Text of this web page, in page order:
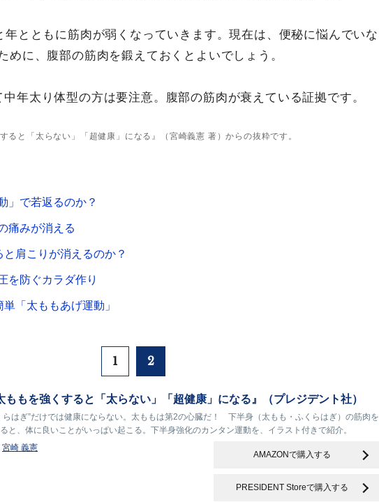
年とともに筋肉が弱くなっていきます。現在は、便秘に悩んでいな
めに、腹部の筋肉を鍛えておくとよいでしょう。
年太り体型の方は要注意。腹部の筋肉が衰えている証拠です。
ると「太らない」「超健康」になる』（宮崎義憲 著）からの抜粋です。
」で若返るのか？
痛みが消える
と肩こりが消えるのか？
を防ぐカラダ作り
「太ももあげ運動」
1 2
ももを強くすると「太らない」「超健康」になる』（プレジデント社）
らはぎ”だけでは健康にならない。太ももは第2の心臓だ！ 下半身（太もも・ふくらはぎ）の筋肉を
と、体に良いことがいっぱい起こる。下半身強化のカンタン運動を、イラスト付きで紹介。
宮崎 義憲
AMAZONで購入する
PRESIDENT Storeで購入する